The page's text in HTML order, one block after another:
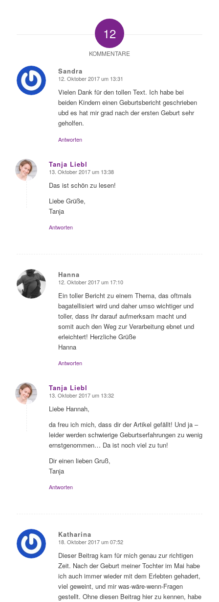
12
KOMMENTARE
Sandra
sagte:
12. Oktober 2017 um 13:31
Vielen Dank für den tollen Text. Ich habe bei
beiden Kindern einen Geburtsbericht geschrieben
ubd es hat mir grad nach der ersten Geburt sehr
geholfen.
Antworten
Tanja Liebl
sagte:
13. Oktober 2017 um 13:38
Das ist schön zu lesen!
Liebe Grüße,
Tanja
Antworten
Hanna
sagte:
12. Oktober 2017 um 17:10
Ein toller Bericht zu einem Thema, das oftmals
bagatellisiert wird und daher umso wichtiger und
toller, dass ihr darauf aufmerksam macht und
somit auch den Weg zur Verarbeitung ebnet und
erleichtert! Herzliche Grüße
Hanna
Antworten
Tanja Liebl
sagte:
13. Oktober 2017 um 13:32
Liebe Hannah,
da freu ich mich, dass dir der Artikel gefällt! Und ja –
leider werden schwierige Geburtserfahrungen zu wenig
ernstgenommen… Da ist noch viel zu tun!
Dir einen lieben Gruß,
Tanja
Antworten
Katharina
sagte:
18. Oktober 2017 um 07:52
Dieser Beitrag kam für mich genau zur richtigen
Zeit. Nach der Geburt meiner Tochter im Mai habe
ich auch immer wieder mit dem Erlebten gehadert,
viel geweint, und mir was-wäre-wenn-Fragen
gestellt. Ohne diesen Beitrag hier zu kennen, habe